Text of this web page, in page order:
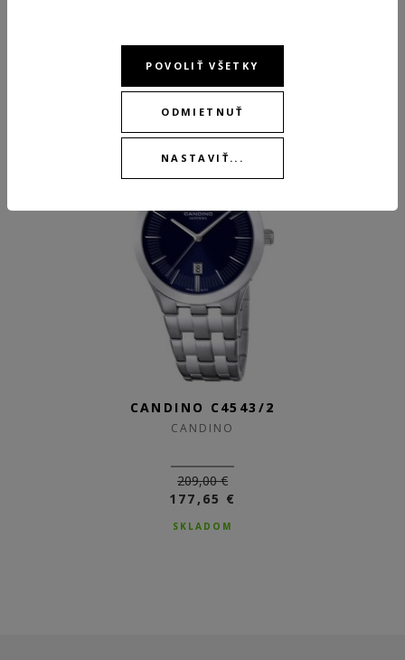
ODPORÚČANÉ PRODUKTY
CANDINO C4543/3
CANDINO
209,00 €
177,65 €
SKLADOM
CANDINO C4543/2
CANDINO
209,00 €
177,65 €
SKLADOM
POVOLIŤ VŠETKY
ODMIETNUŤ
NASTAVIŤ...